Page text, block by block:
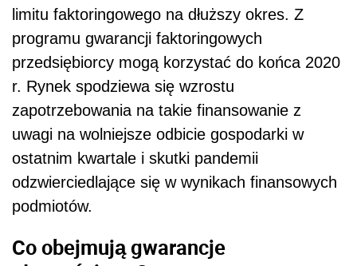
limitu faktoringowego na dłuższy okres. Z
programu gwarancji faktoringowych
przedsiębiorcy mogą korzystać do końca 2020
r. Rynek spodziewa się wzrostu
zapotrzebowania na takie finansowanie z
uwagi na wolniejsze odbicie gospodarki w
ostatnim kwartale i skutki pandemii
odzwierciedlające się w wynikach finansowych
podmiotów.
Co obejmują gwarancje